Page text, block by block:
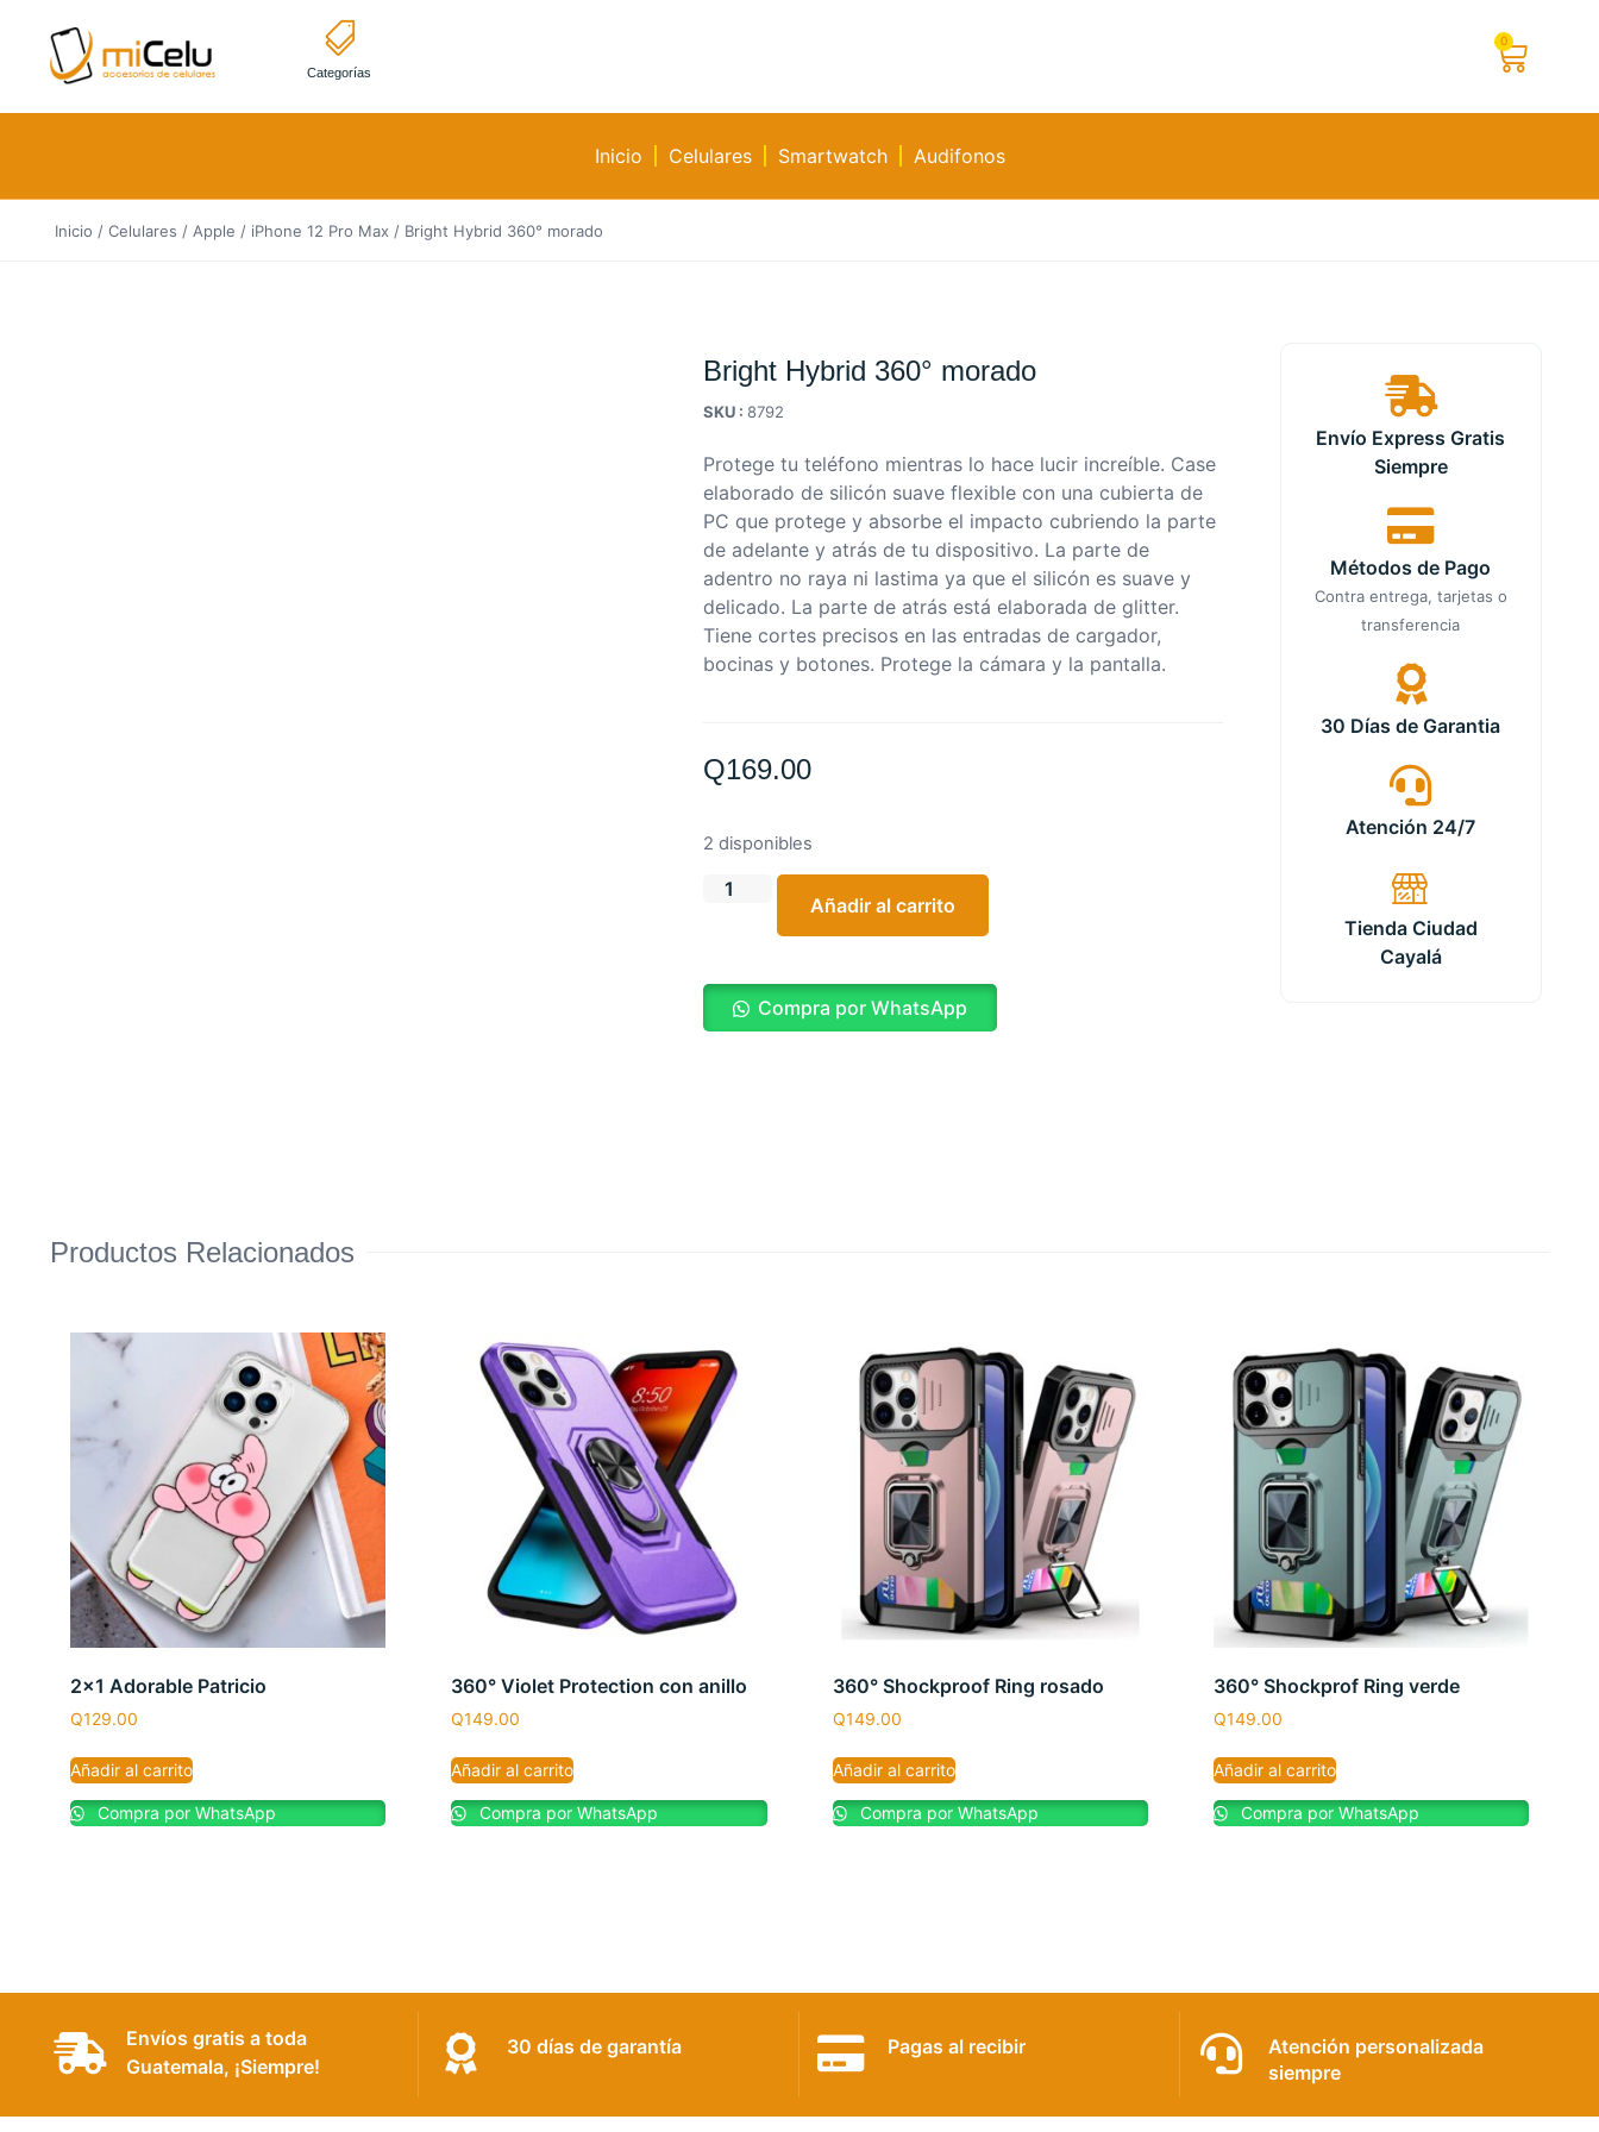
Categorías
0
Inicio Celulares Smartwatch Audifonos
Inicio / Celulares / Apple / iPhone 12 Pro Max / Bright Hybrid 360° morado
Bright Hybrid 360° morado
SKU :8792
Protege tu teléfono mientras lo hace lucir increíble. Case
elaborado de silicón suave flexible con una cubierta de
PC que protege y absorbe el impacto cubriendo la parte
de adelante y atrás de tu dispositivo. La parte de
adentro no raya ni lastima ya que el silicón es suave y
delicado. La parte de atrás está elaborada de glitter.
Tiene cortes precisos en las entradas de cargador,
bocinas y botones. Protege la cámara y la pantalla.
Q169.00
2 disponibles
Añadir al carrito
Compra por WhatsApp
Envío Express Gratis
Siempre
Métodos de Pago
Contra entrega, tarjetas o
transferencia
30 Días de Garantia
Atención 24/7
Tienda Ciudad
Cayalá
Productos Relacionados
2×1 Adorable Patricio
Q129.00
Añadir al carrito
Compra por WhatsApp
360° Violet Protection con anillo
Q149.00
Añadir al carrito
Compra por WhatsApp
360° Shockproof Ring rosado
Q149.00
Añadir al carrito
Compra por WhatsApp
360° Shockprof Ring verde
Q149.00
Añadir al carrito
Compra por WhatsApp
Envíos gratis a toda
Guatemala, ¡Siempre!
30 días de garantía Pagas al recibir
Atención personalizada
siempre